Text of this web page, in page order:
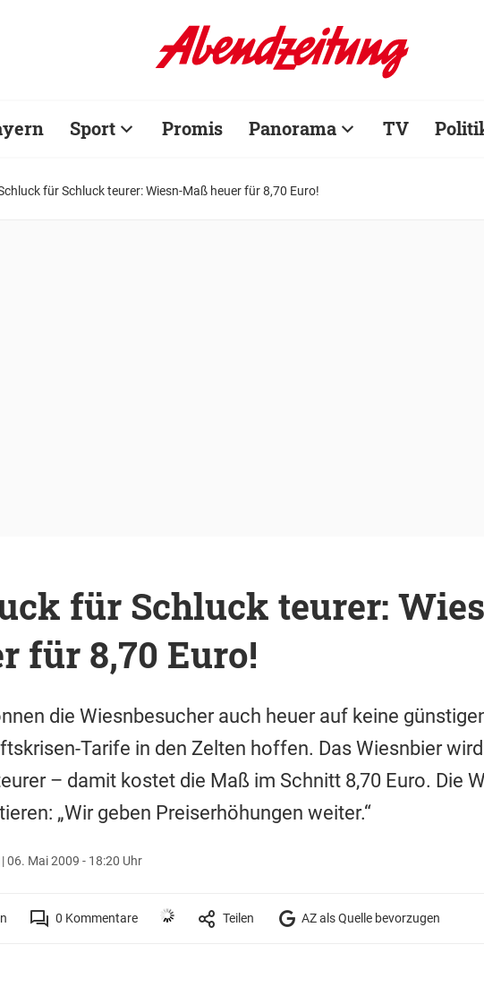
Sport Promis Panorama TV
für Schluck teurer: Wiesn-Maß heuer für 8,70 Euro!
für Schluck teurer:
für 8,70 Euro!
die Wiesnbesucher auch heuer auf keine
Tarife in den Zelten hoffen. Das Wiesnbier
– damit kostet die Maß im Schnitt 8,70 Euro. Die
„Wir geben Preiserhöhungen weiter.“
|06. Mai 2009 - 18:20 Uhr
0 Kommentare Teilen AZ als Quelle bevorzugen